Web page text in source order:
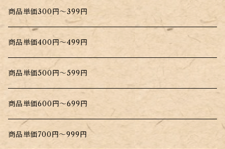
商品単価300円～399円
商品単価400円～499円
商品単価500円～599円
商品単価600円～699円
商品単価700円～999円